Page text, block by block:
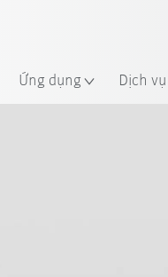
Ứng dụng Dịch vụ